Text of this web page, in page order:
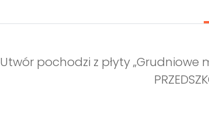
Utwór pochodzi z płyty „Grudniowe